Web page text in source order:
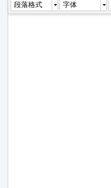
段落格式 字体